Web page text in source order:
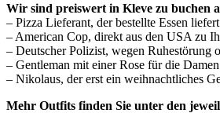
Wir sind preiswert in Kleve zu buchen
– Pizza Lieferant, der bestellte Essen
– American Cop, direkt aus den USA zu
– Deutscher Polizist, wegen Ruhestörung
– Gentleman mit einer Rose für die Damen
– Nikolaus, der erst ein weihnachtliches
Mehr Outfits finden Sie unter den